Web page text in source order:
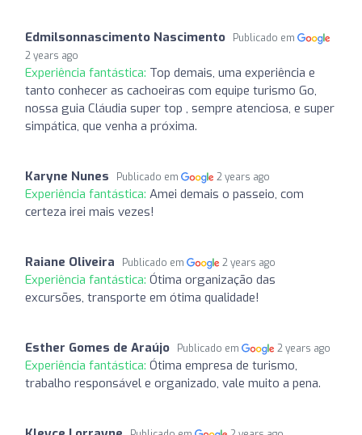
Edmilsonnascimento Nascimento
Publicado em
2 years ago
Experiência fantástica: Top demais, uma experiência e
tanto conhecer as cachoeiras com equipe turismo Go,
nossa guia Cláudia super top , sempre atenciosa, e super
simpática, que venha a próxima.
Karyne Nunes Publicado em 2 years ago
Experiência fantástica: Amei demais o passeio, com
certeza irei mais vezes!
Raiane Oliveira Publicado em 2 years ago
Experiência fantástica: Ótima organização das
excursões, transporte em ótima qualidade!
Esther Gomes de Araújo Publicado em 2 years ago
Experiência fantástica: Ótima empresa de turismo,
trabalho responsável e organizado, vale muito a pena.